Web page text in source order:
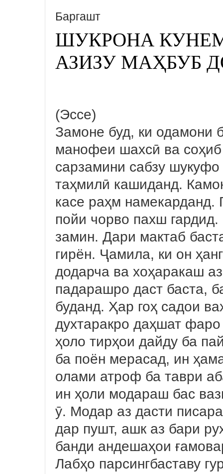
Баргашт
ШУКРОНА
АЗИЗУ МАҲБУБ
(Эссе)
Замоне буд, ки одамони
манофеи шахсӣ ва
сарзамини сабзу
таҳмилӣ кашиданд.
касе раҳм намекарданд.
пойи чорво пахш
замин. Дари мактаб
гирён. Ҷамила, ки он
додарча ва хоҳаракаш
падарашро даст баста,
буданд. Ҳар гоҳ садои
духтаракро даҳшат
ҳоло тирҳои дайду ба
ба поён мерасад, ин
олами атроф ба таври
ин ҳоли модараш бас
ӯ. Модар аз дасти
дар пушт, ашк аз бари
банди андешаҳои
Лабҳо парсингбаставу